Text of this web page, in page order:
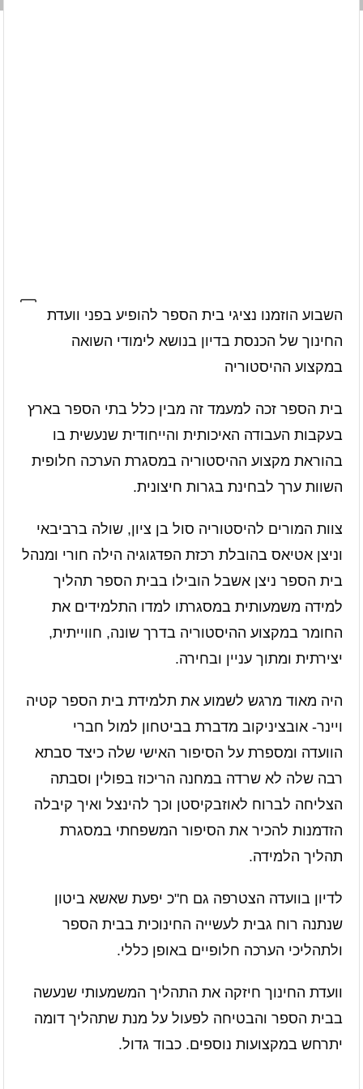
השבוע הוזמנו נציגי בית הספר להופיע בפני וועדת
החינוך של הכנסת בדיון בנושא לימודי השואה
במקצוע ההיסטוריה
בית הספר זכה למעמד זה מבין כלל בתי הספר בארץ
בעקבות העבודה האיכותית והייחודית שנעשית בו
בהוראת מקצוע ההיסטוריה במסגרת הערכה חלופית
השוות ערך לבחינת בגרות חיצונית.
צוות המורים להיסטוריה סול בן ציון, שולה ברביבאי
וניצן אטיאס בהובלת רכזת הפדגוגיה הילה חורי ומנהל
בית הספר ניצן אשבל הובילו בבית הספר תהליך
למידה משמעותית במסגרתו למדו התלמידים את
החומר במקצוע ההיסטוריה בדרך שונה, חווייתית,
יצירתית ומתוך עניין ובחירה.
היה מאוד מרגש לשמוע את תלמידת בית הספר קטיה
ויינר- אובציניקוב מדברת בביטחון למול חברי
הוועדה ומספרת על הסיפור האישי שלה כיצד סבתא
רבה שלה לא שרדה במחנה הריכוז בפולין וסבתה
הצליחה לברוח לאוזבקיסטן וכך להינצל ואיך קיבלה
הזדמנות להכיר את הסיפור המשפחתי במסגרת
תהליך הלמידה.
לדיון בוועדה הצטרפה גם ח"כ יפעת שאשא ביטון
שנתנה רוח גבית לעשייה החינוכית בבית הספר
ולתהליכי הערכה חלופיים באופן כללי.
וועדת החינוך חיזקה את התהליך המשמעותי שנעשה
בבית הספר והבטיחה לפעול על מנת שתהליך דומה
יתרחש במקצועות נוספים. כבוד גדול.